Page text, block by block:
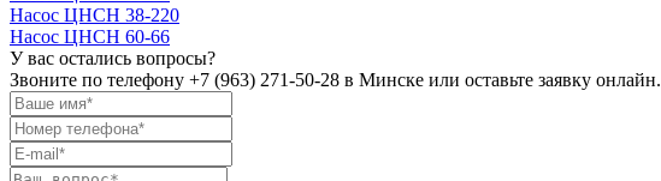
Насос ЦНСН 38-220
Насос ЦНСН 60-66
У вас остались вопросы?
Звоните по телефону +7 (963) 271-50-28 в Минске или оставьте заявку онлайн.